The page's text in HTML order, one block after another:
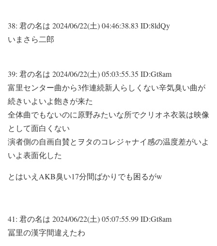
38: 君の名は 2024/06/22(土) 04:46:38.83 ID:8ldQy
いまさら二郎
39: 君の名は 2024/06/22(土) 05:03:55.35 ID:Gt8am
富里センター曲から3作連続新人らしくない辛気臭い曲が
続きいよいよ飽きが来た
全体曲でもないのに原野みたいな所でクリオネ衣装は映像
として面白くない
演者側の自画自賛とヲタのコレジャナイ感の温度差がいよ
いよ表面化した
とはいえAKB臭い17分間ばかりでも困るがw
41: 君の名は 2024/06/22(土) 05:07:55.99 ID:Gt8am
冨里の漢字間違えたわ